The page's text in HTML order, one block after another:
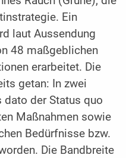
Ein
laut Aussendung
48 maßgeblichen
erarbeitet. Die
getan: In zwei
dato der Status quo
Maßnahmen sowie
Bedürfnisse bzw.
Die Bandbreite